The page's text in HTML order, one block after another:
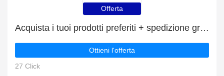
Offerta
Acquista i tuoi prodotti preferiti + spedizione gratuita
Ottieni l'offerta
27 Click